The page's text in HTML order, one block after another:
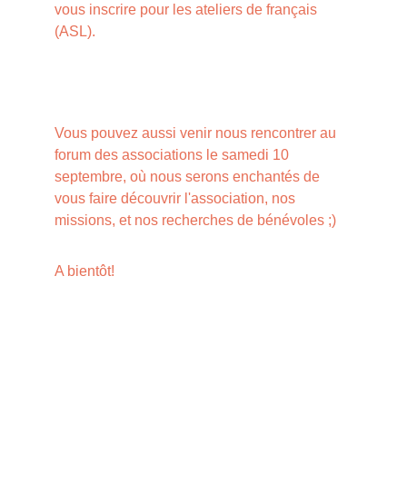
vous inscrire pour les ateliers de français
(ASL).
Vous pouvez aussi venir nous rencontrer au
forum des associations le samedi 10
septembre, où nous serons enchantés de
vous faire découvrir l'association, nos
missions, et nos recherches de bénévoles ;)
A bientôt!